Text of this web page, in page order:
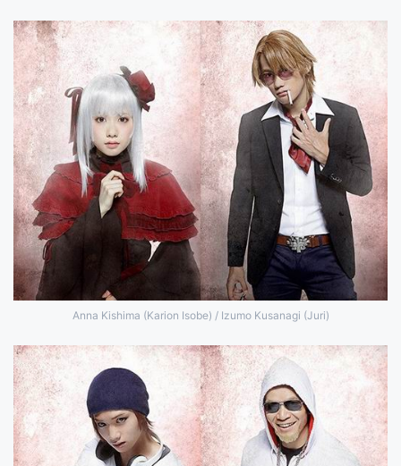
Anna Kishima (Karion Isobe) / Izumo Kusanagi (Juri)